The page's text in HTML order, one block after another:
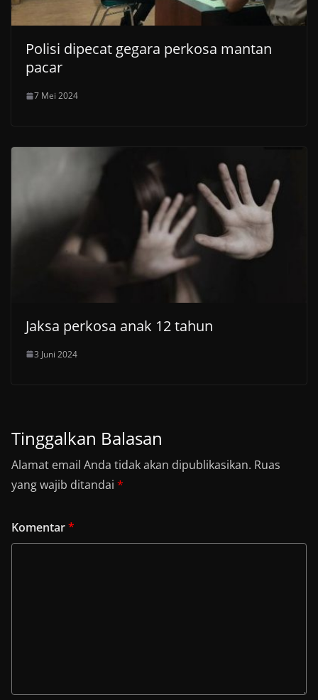
Polisi dipecat gegara perkosa mantan
pacar
7 Mei 2024
Jaksa perkosa anak 12 tahun
3 Juni 2024
Tinggalkan Balasan
Alamat email Anda tidak akan dipublikasikan. Ruas
yang wajib ditandai *
Komentar*